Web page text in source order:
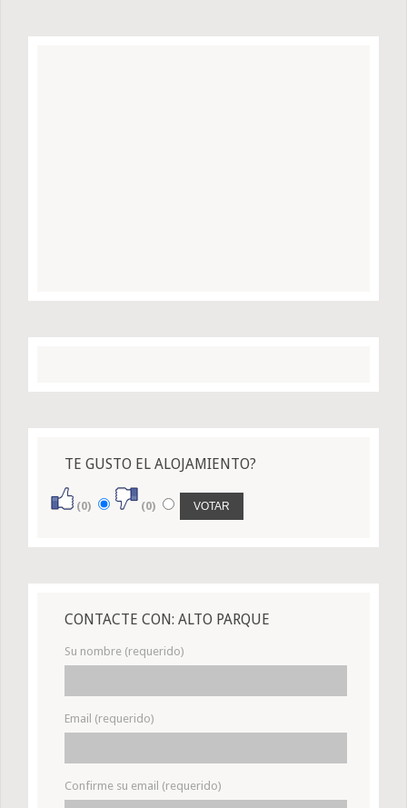
TE GUSTO EL ALOJAMIENTO?
(0) (0)
CONTACTE CON: ALTO PARQUE
Su nombre (requerido)
Email (requerido)
Confirme su email (requerido)